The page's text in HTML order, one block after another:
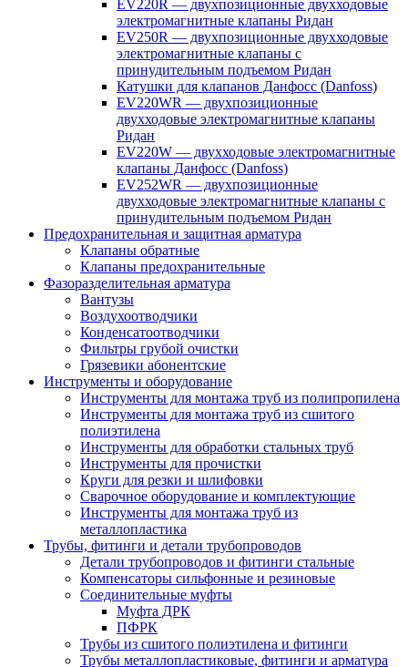
EV220R — двухпозиционные двухходовые
электромагнитные клапаны Ридан
EV250R — двухпозиционные двухходовые
электромагнитные клапаны с
принудительным подъемом Ридан
Катушки для клапанов Данфосс (Danfoss)
EV220WR — двухпозиционные
двухходовые электромагнитные клапаны
Ридан
EV220W — двухходовые электромагнитные
клапаны Данфосс (Danfoss)
EV252WR — двухпозиционные
двухходовые электромагнитные клапаны с
принудительным подъемом Ридан
Предохранительная и защитная арматура
Клапаны обратные
Клапаны предохранительные
Фазоразделительная арматура
Вантузы
Воздухоотводчики
Конденсатоотводчики
Фильтры грубой очистки
Грязевики абонентские
Инструменты и оборудование
Инструменты для монтажа труб из полипропилена
Инструменты для монтажа труб из сшитого
полиэтилена
Инструменты для обработки стальных труб
Инструменты для прочистки
Круги для резки и шлифовки
Сварочное оборудование и комплектующие
Инструменты для монтажа труб из
металлопластика
Трубы, фитинги и детали трубопроводов
Детали трубопроводов и фитинги стальные
Компенсаторы сильфонные и резиновые
Соединительные муфты
Муфта ДРК
ПФРК
Трубы из сшитого полиэтилена и фитинги
Трубы металлопластиковые, фитинги и арматура